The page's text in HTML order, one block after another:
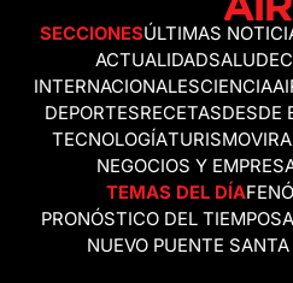
SECCIONESÚLTIMAS
ACTUALIDADSALUD
INTERNACIONALESCIENCIA
DEPORTESRECETASDESDE
TECNOLOGÍATURISMO
NEGOCIOS Y
TEMAS DEL DÍA
PRONÓSTICO DEL TIEMPO
NUEVO PUENTE